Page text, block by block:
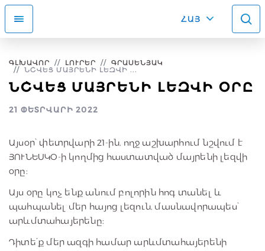
ՀԱՅ
ԳԼԽԱՎՈՐ ԼՈՒՐԵՐ
ԳՐԱՍԵՆՅԱԿ
ՆՇՎԵՑ ՄԱՅՐԵՆԻ ԼԵԶՎԻ ...
ՆՇՎԵՑ ՄԱՅՐԵՆԻ ԼԵԶՎԻ ՕՐԸ
21 ՓԵՏՐՎԱՐԻ 2022
Այսօր՝ փետրվարի 21-ին, ողջ աշխարհում նշվում է
ՅՈՒՆԵՍԿՕ-ի կողմից հաստատված մայրենի լեզվի
օրը։
Այս օրը կոչ ենք անում բոլորին հոգ տանել և
պահպանել մեր հայոց լեզուն, մասնավորապես՝
արևմտահայերենը։
Դիտե՛ք մեր ազգի համար արևմտահայերենի